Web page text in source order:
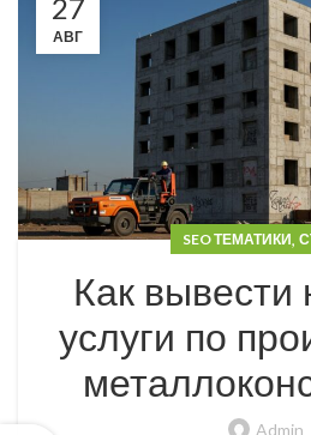
27
АВГ
SEO ТЕМАТИКИ,
Как вывести
услуги по
Admin